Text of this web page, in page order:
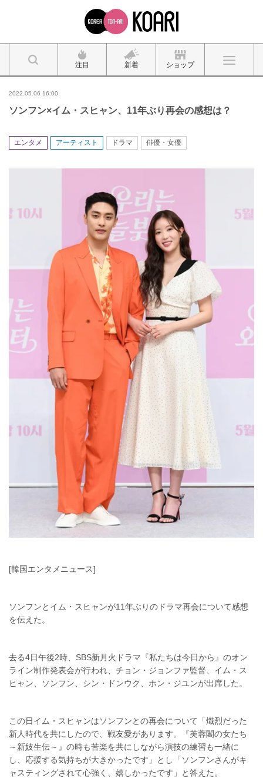
注目 新着 ショップ
2022.05.06 16:00
ソンフン×イム・スヒャン、11年ぶり再会の感想は？
エンタメ アーティスト ドラマ 俳優・女優
[韓国エンタメニュース]
ソンフンとイム・スヒャンが11年ぶりのドラマ再会について感想
を伝えた。
去る4日午後2時、SBS新月火ドラマ『私たちは今日から』のオン
ライン制作発表会が行われ、チョン・ジョンファ監督、イム・ス
ヒャン、ソンフン、シン・ドンウク、ホン・ジユンが出席した。
この日イム・スヒャンはソンフンとの再会について「熾烈だった
新人時代を共にしたので、戦友愛があります。『芙蓉閣の女たち
～新妓生伝～』の時も苦楽を共にしながら演技の練習も一緒に
し、応援する気持ちが大きかったです」とし「ソンフンさんがキ
ャスティングされて心強く、嬉しかったです」と答えた。